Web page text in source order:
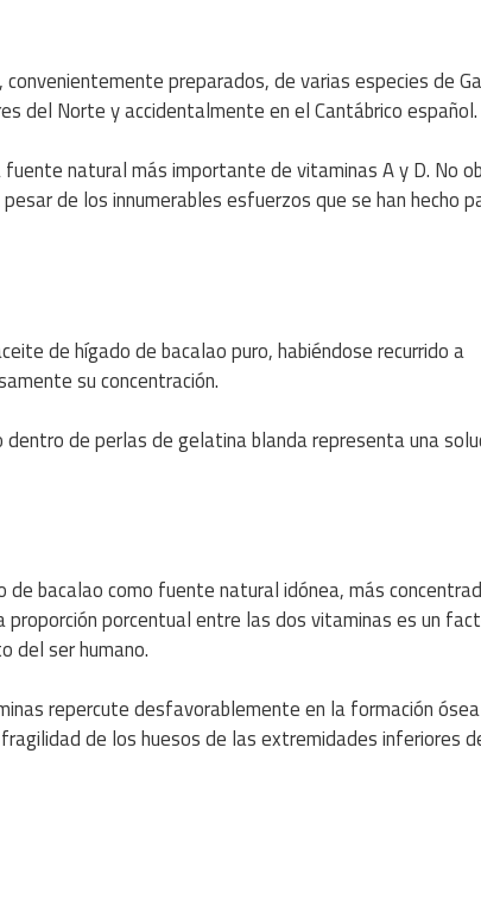
preparados, de varias especies de
del Norte y accidentalmente en el Cantábrico español.
natural más importante de vitaminas A y D. No
de los innumerables esfuerzos que se han hecho
de hígado de bacalao puro, habiéndose recurrido a
su concentración.
de perlas de gelatina blanda representa una
bacalao como fuente natural idónea, más
porcentual entre las dos vitaminas es un
del ser humano.
repercute desfavorablemente en la formación
de los huesos de las extremidades inferiores